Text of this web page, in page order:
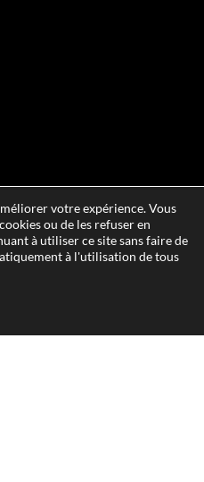
votre expérience. Vous
ou de les refuser en
à utiliser ce site sans faire de
à l'utilisation de tous